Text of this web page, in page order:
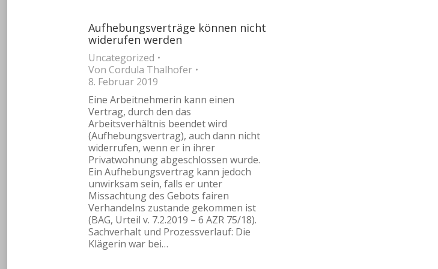
Aufhebungsverträge können nicht
widerufen werden
Uncategorized
Von Cordula Thalhofer
8. Februar 2019
Eine Arbeitnehmerin kann einen
Vertrag, durch den das
Arbeitsverhältnis beendet wird
(Aufhebungsvertrag), auch dann nicht
widerrufen, wenn er in ihrer
Privatwohnung abgeschlossen wurde.
Ein Aufhebungsvertrag kann jedoch
unwirksam sein, falls er unter
Missachtung des Gebots fairen
Verhandelns zustande gekommen ist
(BAG, Urteil v. 7.2.2019 – 6 AZR 75/18).
Sachverhalt und Prozessverlauf: Die
Klägerin war bei…